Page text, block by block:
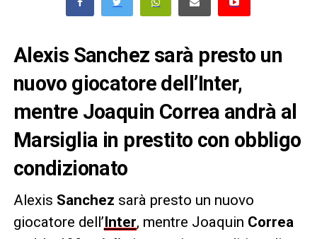
Alexis Sanchez sarà presto un
nuovo giocatore dell’Inter,
mentre Joaquin Correa andrà al
Marsiglia in prestito con obbligo
condizionato
Alexis Sanchez sarà presto un nuovo
giocatore dell’Inter, mentre Joaquin Correa